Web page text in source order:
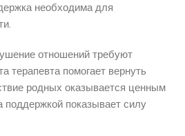
необходима для
отношений требуют
терапевта помогает вернуть
родных оказывается ценным
показывает силу